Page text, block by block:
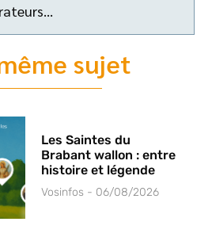
sujet
Les Saintes du
Brabant wallon : entre
histoire et légende
Vosinfos 06/08/2026